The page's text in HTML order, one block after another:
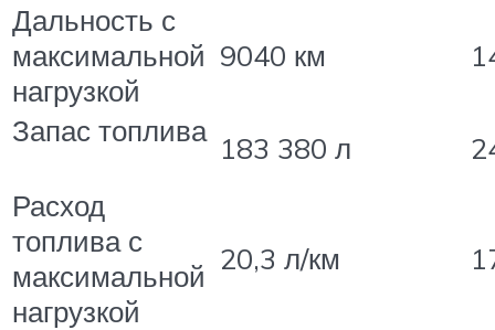
Дальность с
максимальной
нагрузкой
9040 км
Запас топлива 183 380 л
Расход
топлива с
максимальной
нагрузкой
20,3 л/км